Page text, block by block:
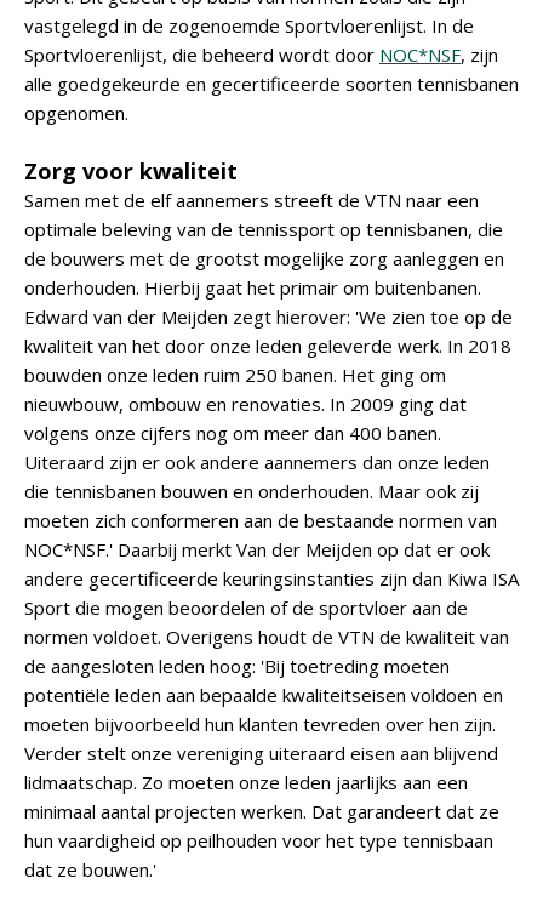
vastgelegd in de zogenoemde Sportvloerenlijst. In de
Sportvloerenlijst, die beheerd wordt door NOC*NSF, zijn
alle goedgekeurde en gecertificeerde soorten tennisbanen
opgenomen.
Zorg voor kwaliteit
Samen met de elf aannemers streeft de VTN naar een
optimale beleving van de tennissport op tennisbanen, die
de bouwers met de grootst mogelijke zorg aanleggen en
onderhouden. Hierbij gaat het primair om buitenbanen.
Edward van der Meijden zegt hierover: 'We zien toe op de
kwaliteit van het door onze leden geleverde werk. In 2018
bouwden onze leden ruim 250 banen. Het ging om
nieuwbouw, ombouw en renovaties. In 2009 ging dat
volgens onze cijfers nog om meer dan 400 banen.
Uiteraard zijn er ook andere aannemers dan onze leden
die tennisbanen bouwen en onderhouden. Maar ook zij
moeten zich conformeren aan de bestaande normen van
NOC*NSF.' Daarbij merkt Van der Meijden op dat er ook
andere gecertificeerde keuringsinstanties zijn dan Kiwa ISA
Sport die mogen beoordelen of de sportvloer aan de
normen voldoet. Overigens houdt de VTN de kwaliteit van
de aangesloten leden hoog: 'Bij toetreding moeten
potentiële leden aan bepaalde kwaliteitseisen voldoen en
moeten bijvoorbeeld hun klanten tevreden over hen zijn.
Verder stelt onze vereniging uiteraard eisen aan blijvend
lidmaatschap. Zo moeten onze leden jaarlijks aan een
minimaal aantal projecten werken. Dat garandeert dat ze
hun vaardigheid op peilhouden voor het type tennisbaan
dat ze bouwen.'